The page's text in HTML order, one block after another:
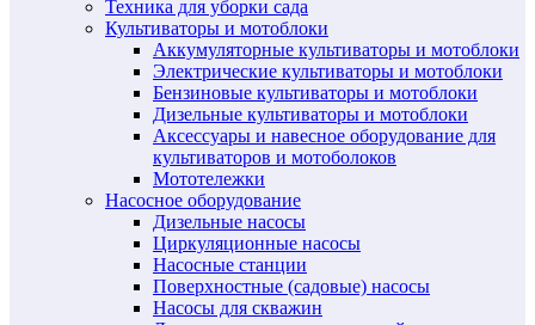
Техника для уборки сада
Культиваторы и мотоблоки
Аккумуляторные культиваторы и мотоблоки
Электрические культиваторы и мотоблоки
Бензиновые культиваторы и мотоблоки
Дизельные культиваторы и мотоблоки
Аксессуары и навесное оборудование для
культиваторов и мотоболоков
Мототележки
Насосное оборудование
Дизельные насосы
Циркуляционные насосы
Насосные станции
Поверхностные (садовые) насосы
Насосы для скважин